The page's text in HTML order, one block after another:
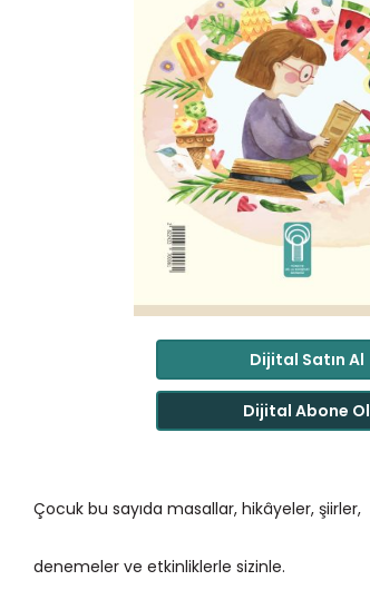
Dijital Satın Al
Dijital Abone Ol
Çocuk bu sayıda masallar, hikâyeler, şiirler,
denemeler ve etkinliklerle sizinle.